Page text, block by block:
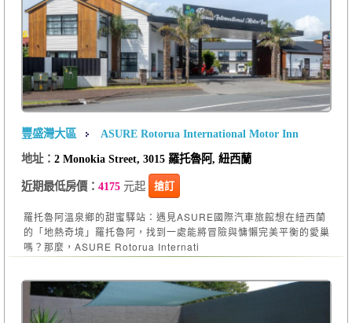
豐盛灣大區
ASURE Rotorua International Motor Inn
地址： 2 Monokia Street, 3015 羅托魯阿, 紐西蘭
近期最低房價： 4175元起 搶訂
羅托魯阿溫泉鄉的甜蜜驛站：遇見ASURE國際汽車旅館想在紐西蘭
的「地熱奇境」羅托魯阿，找到一處能將冒險與慵懶完美平衡的愛巢
嗎？那麼，ASURE Rotorua Internati